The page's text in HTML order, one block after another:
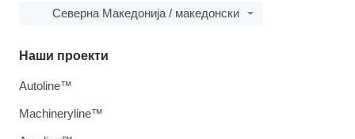
Северна Македонија / македонски
Наши проекти
Autoline™
Machineryline™